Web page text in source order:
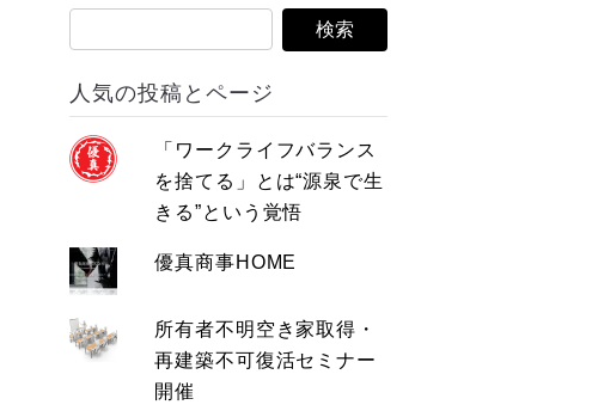
人気の投稿とページ
「ワークライフバランス
を捨てる」とは“源泉で生
きる”という覚悟
優真商事HOME
所有者不明空き家取得・
再建築不可復活セミナー
開催